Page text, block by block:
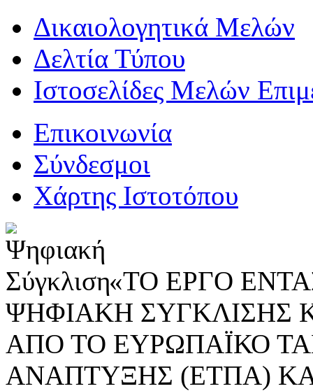
Δικαιολογητικά Μελών
Δελτία Τύπου
Ιστοσελίδες Μελών
Επικοινωνία
Σύνδεσμοι
Χάρτης Ιστοτόπου
«ΤΟ ΕΡΓΟ
ΨΗΦΙΑΚΗ ΣΥΓΚΛΙΣΗΣ
ΑΠΟ ΤΟ ΕΥΡΩΠΑΪΚΟ
ΑΝΑΠΤΥΞΗΣ (ΕΤΠΑ)